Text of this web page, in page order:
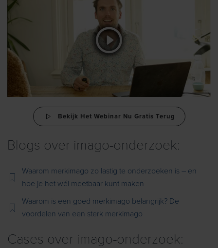
Bekijk Het Webinar Nu Gratis Terug
Blogs over imago-onderzoek:
Waarom merkimago zo lastig te onderzoeken is – en
hoe je het wél meetbaar kunt maken
Waarom is een goed merkimago belangrijk? De
voordelen van een sterk merkimago
Cases over imago-onderzoek: